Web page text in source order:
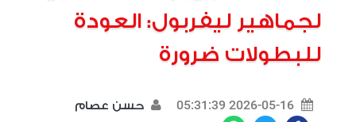
لجماهير ليفربول: العودة
للبطولات ضرورة
2026-05-16 05:31:39 حسن عصام